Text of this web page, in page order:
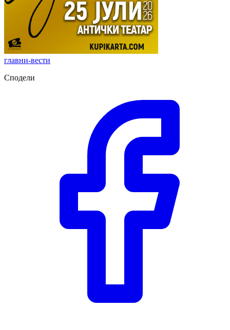
главни-вести
Сподели